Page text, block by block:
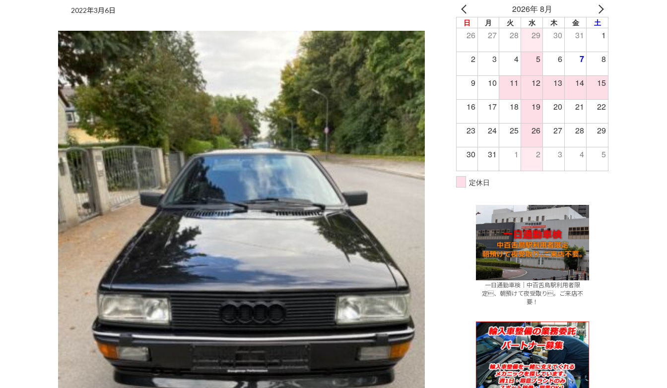
2022年3月6日 2026年 8月
日 月 火 水 木 金 土
26 27 28 29 30 31 1
2 3 4 5 6 7 8
9 10 11 12 13 14 15
16 17 18 19 20 21 22
23 24 25 26 27 28 29
30 31 1 2 3 4 5
定休日
一日通勤車検｜中百舌鳥駅利用者限
定、朝預けて夜受取り。ご来店不
要！